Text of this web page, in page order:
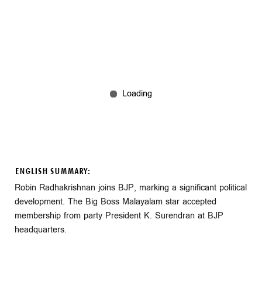
ENGLISH SUMMARY:
Robin Radhakrishnan joins BJP, marking a significant political
development. The Big Boss Malayalam star accepted
membership from party President K. Surendran at BJP
headquarters.